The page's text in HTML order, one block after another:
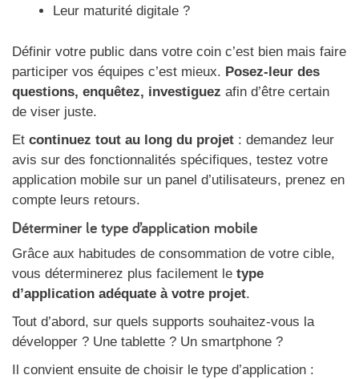
Leur maturité digitale ?
Définir votre public dans votre coin c’est bien mais faire
participer vos équipes c’est mieux. Posez-leur des
questions, enquêtez, investiguez afin d’être certain
de viser juste.
Et continuez tout au long du projet : demandez leur
avis sur des fonctionnalités spécifiques, testez votre
application mobile sur un panel d’utilisateurs, prenez en
compte leurs retours.
Déterminer le type d’application mobile
Grâce aux habitudes de consommation de votre cible,
vous déterminerez plus facilement le type
d’application adéquate à votre projet.
Tout d’abord, sur quels supports souhaitez-vous la
développer ? Une tablette ? Un smartphone ?
Il convient ensuite de choisir le type d’application :